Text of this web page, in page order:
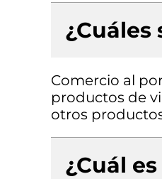
Comercio al
productos de
otros
¿Cuál